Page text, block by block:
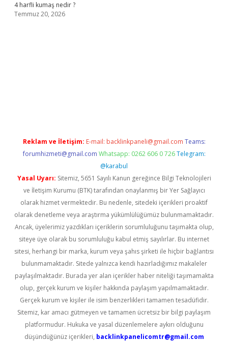
4 harfli kumaş nedir ?
Temmuz 20, 2026
Reklam ve İletişim: E-mail: backlinkpaneli@gmail.com Teams:
forumhizmeti@gmail.com Whatsapp: 0262 606 0 726 Telegram:
@karabul
Yasal Uyarı: Sitemiz, 5651 Sayılı Kanun gereğince Bilgi Teknolojileri
ve İletişim Kurumu (BTK) tarafından onaylanmış bir Yer Sağlayıcı
olarak hizmet vermektedir. Bu nedenle, sitedeki içerikleri proaktif
olarak denetleme veya araştırma yükümlülüğümüz bulunmamaktadır.
Ancak, üyelerimiz yazdıkları içeriklerin sorumluluğunu taşımakta olup,
siteye üye olarak bu sorumluluğu kabul etmiş sayılırlar. Bu internet
sitesi, herhangi bir marka, kurum veya şahıs şirketi ile hiçbir bağlantısı
bulunmamaktadır. Sitede yalnızca kendi hazırladığımız makaleler
paylaşılmaktadır. Burada yer alan içerikler haber niteliği taşımamakta
olup, gerçek kurum ve kişiler hakkında paylaşım yapılmamaktadır.
Gerçek kurum ve kişiler ile isim benzerlikleri tamamen tesadüfidir.
Sitemiz, kar amacı gütmeyen ve tamamen ücretsiz bir bilgi paylaşım
platformudur. Hukuka ve yasal düzenlemelere aykırı olduğunu
düşündüğünüz içerikleri, backlinkpanelicomtr@gmail.com